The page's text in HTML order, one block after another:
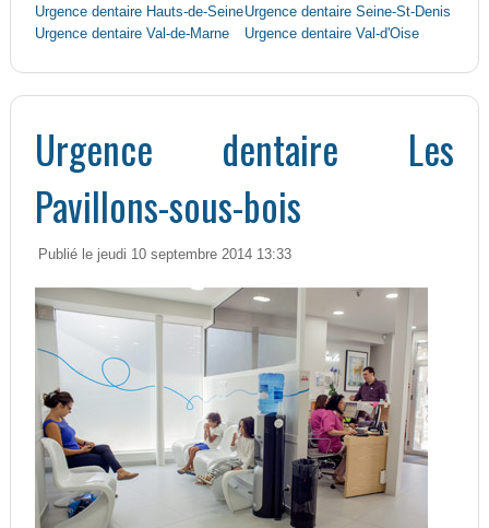
Urgence dentaire Hauts-de-SeineUrgence dentaire Seine-St-Denis
Urgence dentaire Val-de-Marne
Urgence dentaire Val-d'Oise
Urgence dentaire Les
Pavillons-sous-bois
Publié le jeudi 10 septembre 2014 13:33